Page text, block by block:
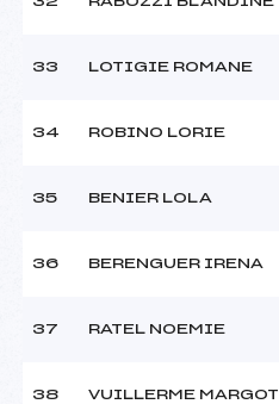
33 LOTIGIE ROMANE
34 ROBINO LORIE
35 BENIER LOLA
36 BERENGUER IRENA
37 RATEL NOEMIE
38 VUILLERME MARGOT